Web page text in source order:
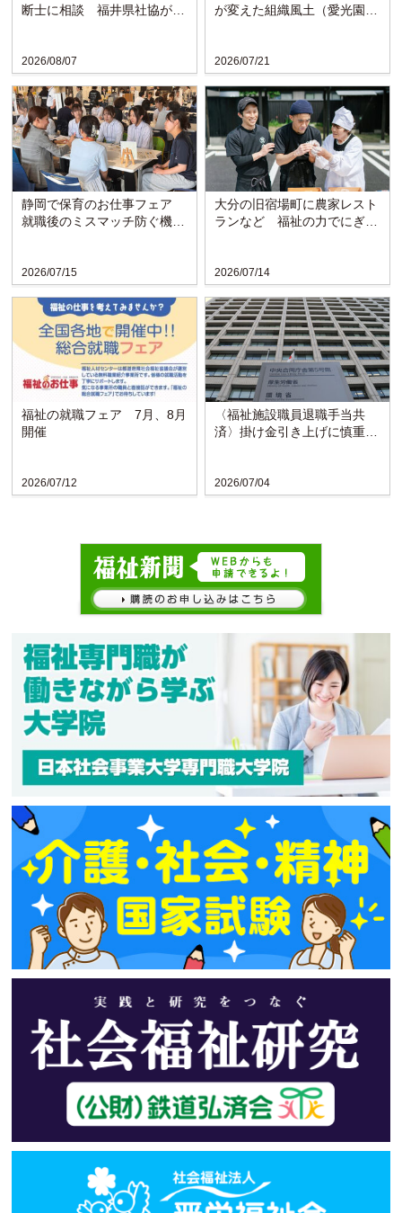
2026/08/07
断士に相談 福井県社協が支
2026/07/21
が変えた組織風土（愛光園・
2026/07/15
静岡で保育のお仕事フェア
就職後のミスマッチ防ぐ機会
2026/07/14
大分の旧宿場町に農家レスト
ランなど 福祉の力でにぎわ
2026/07/12
福祉の就職フェア 7月、8月
開催
2026/07/04
〈福祉施設職員退職手当共
済〉掛け金引き上げに慎重な